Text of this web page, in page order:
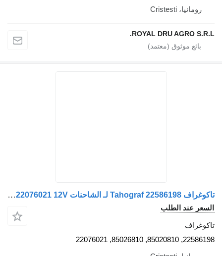
رومانيا، Cristesti
ROYAL DRU AGRO
تاكوغراف Tahograf 22586198 لـ الشاحنات Volvo 22586198 85020810 85026810 22076021 12V
عند الطلب
22586198, 85020810, 85026810,